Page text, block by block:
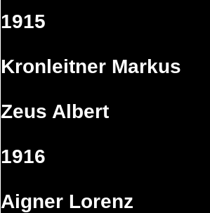
1915
Kronleitner Markus
Zeus Albert
1916
Aigner Lorenz